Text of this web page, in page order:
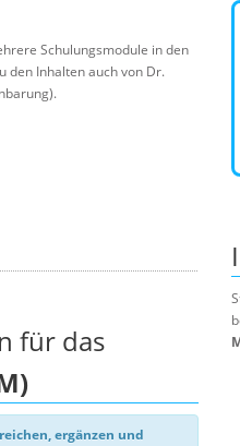
Schulungsmodule in den
den Inhalten auch von Dr.
für das
ergänzen und